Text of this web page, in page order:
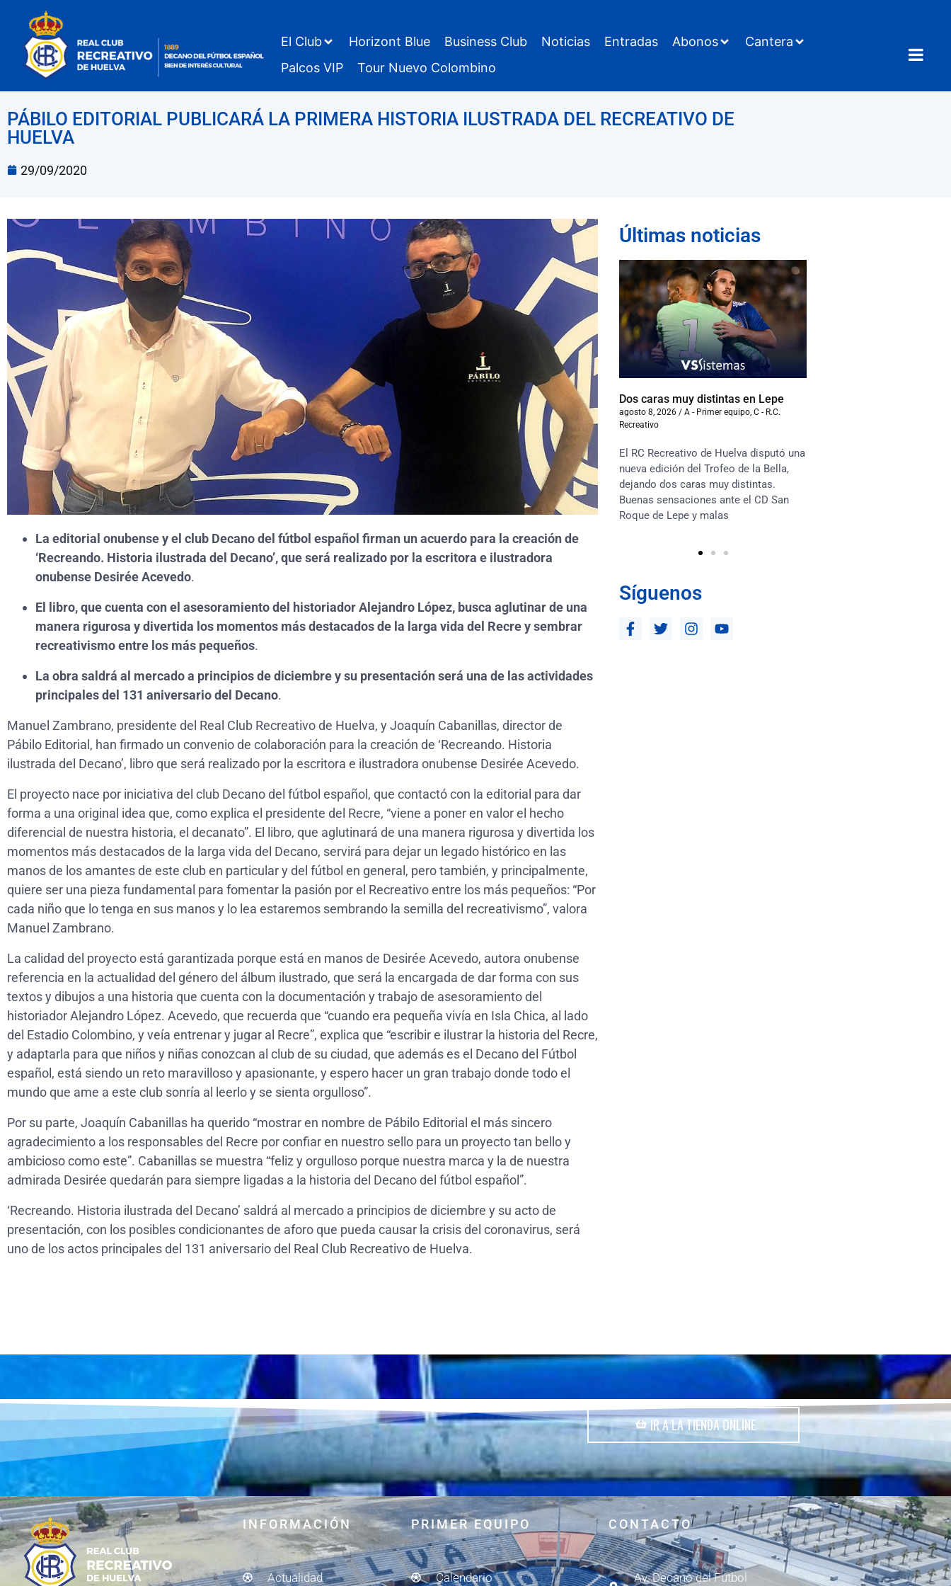
El Club Horizont Blue Business Club Noticias Entradas Abonos
Cantera
Palcos VIP
Tour Nuevo Colombino
PÁBILO EDITORIAL PUBLICARÁ LA PRIMERA HISTORIA ILUSTRADA DEL RECREATIVO DE
HUELVA
29/09/2020
La editorial onubense y el club Decano del fútbol español firman un acuerdo para la creación de
‘Recreando. Historia ilustrada del Decano’, que será realizado por la escritora e ilustradora
onubense Desirée Acevedo.
El libro, que cuenta con el asesoramiento del historiador Alejandro López, busca aglutinar de una
manera rigurosa y divertida los momentos más destacados de la larga vida del Recre y sembrar
recreativismo entre los más pequeños.
La obra saldrá al mercado a principios de diciembre y su presentación será una de las actividades
principales del 131 aniversario del Decano.
Manuel Zambrano, presidente del Real Club Recreativo de Huelva, y Joaquín Cabanillas, director de
Pábilo Editorial, han firmado un convenio de colaboración para la creación de ‘Recreando. Historia
ilustrada del Decano’, libro que será realizado por la escritora e ilustradora onubense Desirée Acevedo.
El proyecto nace por iniciativa del club Decano del fútbol español, que contactó con la editorial para dar
forma a una original idea que, como explica el presidente del Recre, “viene a poner en valor el hecho
diferencial de nuestra historia, el decanato”. El libro, que aglutinará de una manera rigurosa y divertida los
momentos más destacados de la larga vida del Decano, servirá para dejar un legado histórico en las
manos de los amantes de este club en particular y del fútbol en general, pero también, y principalmente,
quiere ser una pieza fundamental para fomentar la pasión por el Recreativo entre los más pequeños: “Por
cada niño que lo tenga en sus manos y lo lea estaremos sembrando la semilla del recreativismo”, valora
Manuel Zambrano.
La calidad del proyecto está garantizada porque está en manos de Desirée Acevedo, autora onubense
referencia en la actualidad del género del álbum ilustrado, que será la encargada de dar forma con sus
textos y dibujos a una historia que cuenta con la documentación y trabajo de asesoramiento del
historiador Alejandro López. Acevedo, que recuerda que “cuando era pequeña vivía en Isla Chica, al lado
del Estadio Colombino, y veía entrenar y jugar al Recre”, explica que “escribir e ilustrar la historia del Recre,
y adaptarla para que niños y niñas conozcan al club de su ciudad, que además es el Decano del Fútbol
español, está siendo un reto maravilloso y apasionante, y espero hacer un gran trabajo donde todo el
mundo que ame a este club sonría al leerlo y se sienta orgulloso”.
Por su parte, Joaquín Cabanillas ha querido “mostrar en nombre de Pábilo Editorial el más sincero
agradecimiento a los responsables del Recre por confiar en nuestro sello para un proyecto tan bello y
ambicioso como este”. Cabanillas se muestra “feliz y orgulloso porque nuestra marca y la de nuestra
admirada Desirée quedarán para siempre ligadas a la historia del Decano del fútbol español”.
‘Recreando. Historia ilustrada del Decano’ saldrá al mercado a principios de diciembre y su acto de
presentación, con los posibles condicionantes de aforo que pueda causar la crisis del coronavirus, será
uno de los actos principales del 131 aniversario del Real Club Recreativo de Huelva.
Últimas noticias
Dos caras muy distintas en Lepe
agosto 8, 2026 / A - Primer equipo, C - R.C.
Recreativo
El RC Recreativo de Huelva disputó una
nueva edición del Trofeo de la Bella,
dejando dos caras muy distintas.
Buenas sensaciones ante el CD San
Roque de Lepe y malas
Síguenos
IR A LA TIENDA ONLINE
INFORMACIÓN
Actualidad
PRIMER EQUIPO
Calendario
CONTACTO
Av. Decano del Fútbol